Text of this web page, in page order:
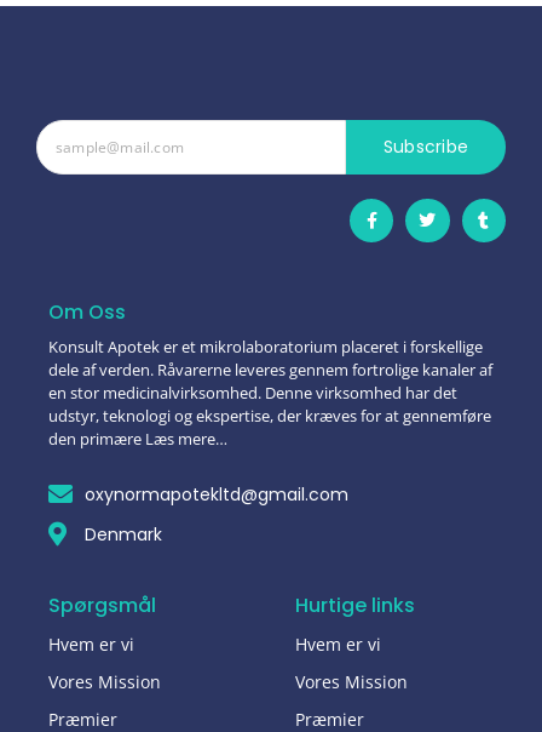
Subscribe
Om Oss
Konsult Apotek er et mikrolaboratorium placeret i forskellige
dele af verden. Råvarerne leveres gennem fortrolige kanaler af
en stor medicinalvirksomhed. Denne virksomhed har det
udstyr, teknologi og ekspertise, der kræves for at gennemføre
den primære Læs mere…
oxynormapotekltd@gmail.com
Denmark
Spørgsmål
Hvem er vi
Vores Mission
Præmier
Hurtige links
Hvem er vi
Vores Mission
Præmier